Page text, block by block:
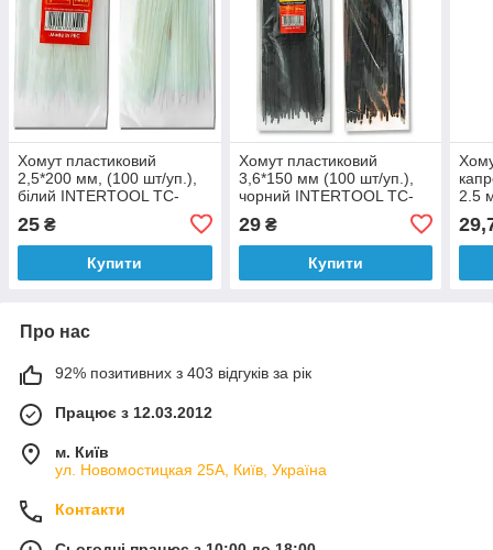
Хомут пластиковий
2,5*200 мм, (100 шт/уп.),
білий INTERTOOL TC-
25 ₴
Купити
Хомут пластиковий
3,6*150 мм (100 шт/уп.),
чорний INTERTOOL TC-
29₴
Купити
2.5
Про нас
92% позитивних з 403 відгуків за рік
Працює з 12.03.2012
м. Київ
ул. Новомостицкая 25А, Київ, Україна
Контакти